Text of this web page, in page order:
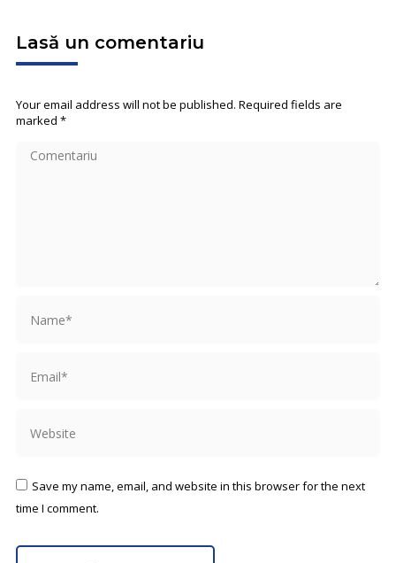
Lasă un comentariu
Your email address will not be published. Required fields are
marked *
Comentariu
Save my name, email, and website in this browser for the next
time I comment.